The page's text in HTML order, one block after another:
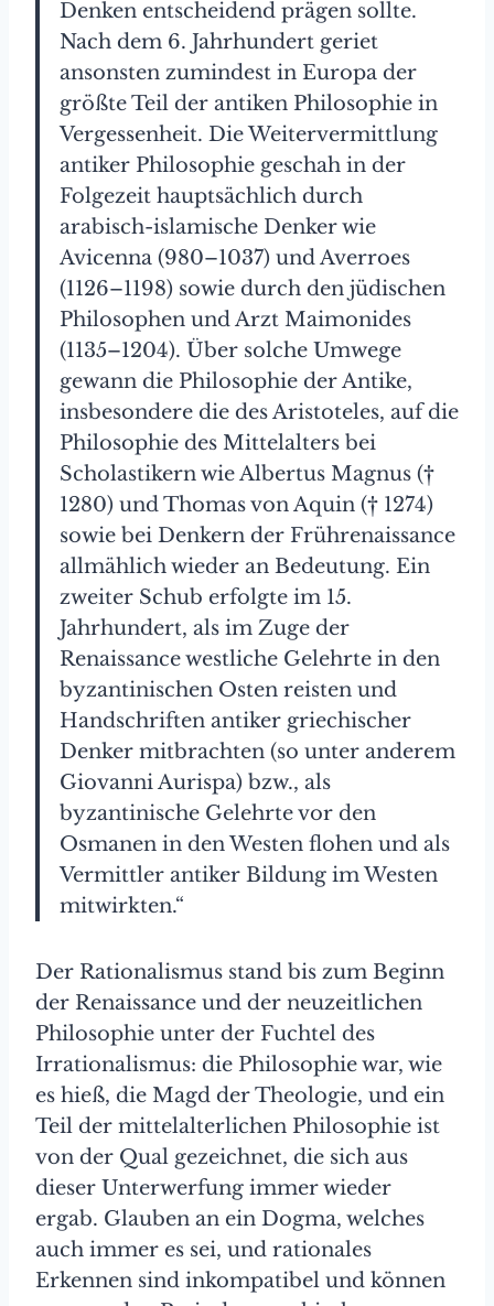
Denken entscheidend prägen sollte.
Nach dem 6. Jahrhundert geriet
ansonsten zumindest in Europa der
größte Teil der antiken Philosophie in
Vergessenheit. Die Weitervermittlung
antiker Philosophie geschah in der
Folgezeit hauptsächlich durch
arabisch-islamische Denker wie
Avicenna (980–1037) und Averroes
(1126–1198) sowie durch den jüdischen
Philosophen und Arzt Maimonides
(1135–1204). Über solche Umwege
gewann die Philosophie der Antike,
insbesondere die des Aristoteles, auf die
Philosophie des Mittelalters bei
Scholastikern wie Albertus Magnus (†
1280) und Thomas von Aquin († 1274)
sowie bei Denkern der Frührenaissance
allmählich wieder an Bedeutung. Ein
zweiter Schub erfolgte im 15.
Jahrhundert, als im Zuge der
Renaissance westliche Gelehrte in den
byzantinischen Osten reisten und
Handschriften antiker griechischer
Denker mitbrachten (so unter anderem
Giovanni Aurispa) bzw., als
byzantinische Gelehrte vor den
Osmanen in den Westen flohen und als
Vermittler antiker Bildung im Westen
mitwirkten.“
Der Rationalismus stand bis zum Beginn
der Renaissance und der neuzeitlichen
Philosophie unter der Fuchtel des
Irrationalismus: die Philosophie war, wie
es hieß, die Magd der Theologie, und ein
Teil der mittelalterlichen Philosophie ist
von der Qual gezeichnet, die sich aus
dieser Unterwerfung immer wieder
ergab. Glauben an ein Dogma, welches
auch immer es sei, und rationales
Erkennen sind inkompatibel und können